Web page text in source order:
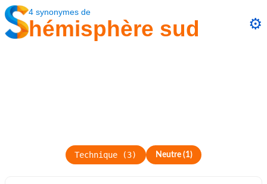
4synonymes de
hémisphère sud ⚙️
Technique (3) Neutre(1)